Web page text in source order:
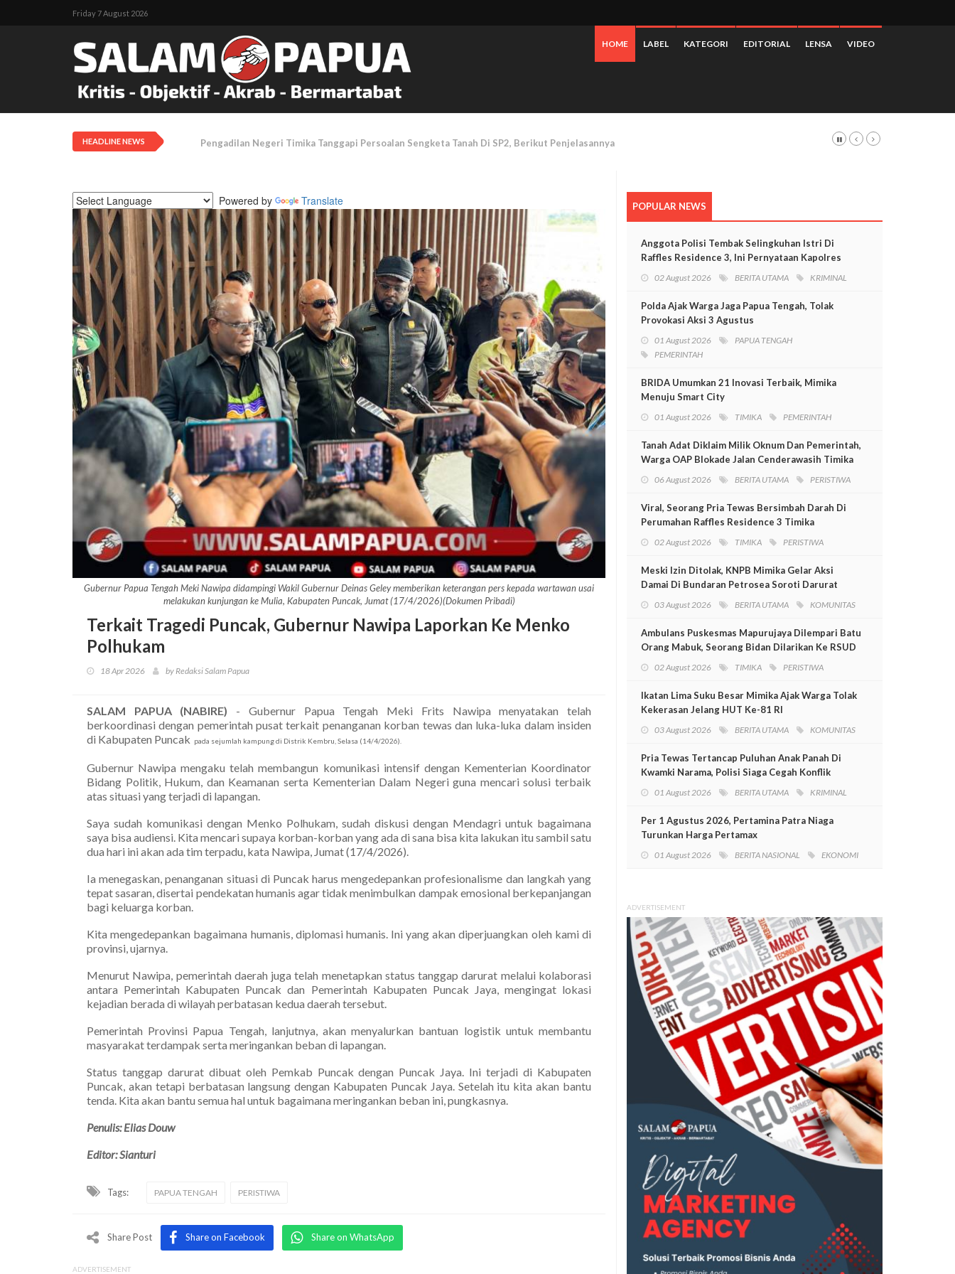
Friday 7 August 2026
HOME LABEL KATEGORI EDITORIAL LENSA VIDEO
HEADLINE NEWS Tanah Adat Diklaim Milik Oknum Dan Pemerintah, Warga OAP Blokade Jalan Cenderawasih Timika
Powered by Translate
Gubernur Papua Tengah Meki Nawipa didampingi Wakil Gubernur Deinas Geley memberikan keterangan pers kepada wartawan usai
melakukan kunjungan ke Mulia, Kabupaten Puncak, Jumat (17/4/2026)(Dokumen Pribadi)
Terkait Tragedi Puncak, Gubernur Nawipa Laporkan Ke Menko
Polhukam
18 Apr 2026 by Redaksi Salam Papua
SALAM PAPUA (NABIRE) - Gubernur Papua Tengah Meki Frits Nawipa menyatakan telah
berkoordinasi dengan pemerintah pusat terkait penanganan korban tewas dan luka-luka dalam insiden
di Kabupaten Puncak pada sejumlah kampung di Distrik Kembru, Selasa (14/4/2026).
Gubernur Nawipa mengaku telah membangun komunikasi intensif dengan Kementerian Koordinator
Bidang Politik, Hukum, dan Keamanan serta Kementerian Dalam Negeri guna mencari solusi terbaik
atas situasi yang terjadi di lapangan.
Saya sudah komunikasi dengan Menko Polhukam, sudah diskusi dengan Mendagri untuk bagaimana
saya bisa audiensi. Kita mencari supaya korban-korban yang ada di sana bisa kita lakukan itu sambil satu
dua hari ini akan ada tim terpadu, kata Nawipa, Jumat (17/4/2026).
Ia menegaskan, penanganan situasi di Puncak harus mengedepankan profesionalisme dan langkah yang
tepat sasaran, disertai pendekatan humanis agar tidak menimbulkan dampak emosional berkepanjangan
bagi keluarga korban.
Kita mengedepankan bagaimana humanis, diplomasi humanis. Ini yang akan diperjuangkan oleh kami di
provinsi, ujarnya.
Menurut Nawipa, pemerintah daerah juga telah menetapkan status tanggap darurat melalui kolaborasi
antara Pemerintah Kabupaten Puncak dan Pemerintah Kabupaten Puncak Jaya, mengingat lokasi
kejadian berada di wilayah perbatasan kedua daerah tersebut.
Pemerintah Provinsi Papua Tengah, lanjutnya, akan menyalurkan bantuan logistik untuk membantu
masyarakat terdampak serta meringankan beban di lapangan.
Status tanggap darurat dibuat oleh Pemkab Puncak dengan Puncak Jaya. Ini terjadi di Kabupaten
Puncak, akan tetapi berbatasan langsung dengan Kabupaten Puncak Jaya. Setelah itu kita akan bantu
tenda. Kita akan bantu semua hal untuk bagaimana meringankan beban ini, pungkasnya.
Penulis: Elias Douw
Editor: Sianturi
Tags: PAPUA TENGAH PERISTIWA
Share Post Share on Facebook Share on WhatsApp
ADVERTISEMENT
POPULAR NEWS
Anggota Polisi Tembak Selingkuhan Istri Di
Raffles Residence 3, Ini Pernyataan Kapolres
02 August 2026 BERITA UTAMA KRIMINAL
Polda Ajak Warga Jaga Papua Tengah, Tolak
Provokasi Aksi 3 Agustus
01 August 2026
PAPUA TENGAH
PEMERINTAH
BRIDA Umumkan 21 Inovasi Terbaik, Mimika
Menuju Smart City
01 August 2026 TIMIKA PEMERINTAH
Tanah Adat Diklaim Milik Oknum Dan Pemerintah,
Warga OAP Blokade Jalan Cenderawasih Timika
06 August 2026 BERITA UTAMA PERISTIWA
Viral, Seorang Pria Tewas Bersimbah Darah Di
Perumahan Raffles Residence 3 Timika
02 August 2026 TIMIKA PERISTIWA
Meski Izin Ditolak, KNPB Mimika Gelar Aksi
Damai Di Bundaran Petrosea Soroti Darurat
03 August 2026 BERITA UTAMA KOMUNITAS
Ambulans Puskesmas Mapurujaya Dilempari Batu
Orang Mabuk, Seorang Bidan Dilarikan Ke RSUD
02 August 2026 TIMIKA PERISTIWA
Ikatan Lima Suku Besar Mimika Ajak Warga Tolak
Kekerasan Jelang HUT Ke-81 RI
03 August 2026 BERITA UTAMA KOMUNITAS
Pria Tewas Tertancap Puluhan Anak Panah Di
Kwamki Narama, Polisi Siaga Cegah Konflik
01 August 2026 BERITA UTAMA KRIMINAL
Per 1 Agustus 2026, Pertamina Patra Niaga
Turunkan Harga Pertamax
01 August 2026 BERITA NASIONAL EKONOMI
ADVERTISEMENT